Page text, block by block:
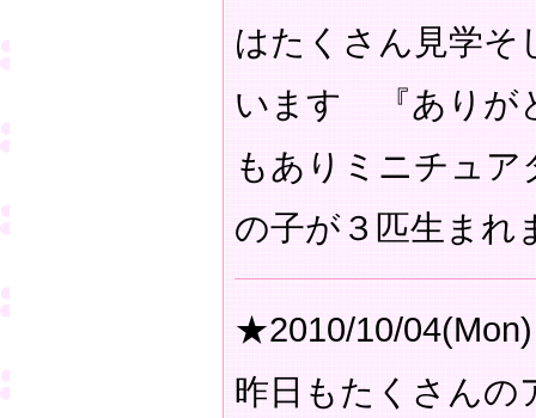
はたくさん見学そ
います 『ありが
もありミニチュ
の子が３匹生まれ
★2010/10/04(Mon)
昨日もたくさんの